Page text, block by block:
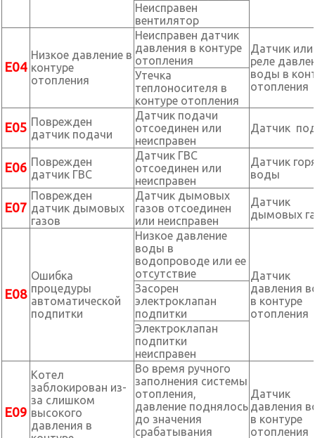
Неисправен
вентилятор
Е04
Низкое давление в
контуре
отопления
Неисправен датчик
давления в контуре
отопления
Датчик или
реле
воды в
отопления
Утечка
теплоносителя в
контуре отопления
Е05 Поврежден
датчик подачи
Датчик подачи
отсоединен или
неисправен
Датчик
Е06 Поврежден
датчик ГВС
Датчик ГВС
отсоединен или
неисправен
Датчик
воды
Е07
Поврежден
датчик дымовых
газов
Датчик дымовых
газов отсоединен
или неисправен
Датчик
дымовых
Е08
Ошибка
процедуры
автоматической
подпитки
Низкое давление
воды в
водопроводе или ее
отсутствие
Датчик
давления
в контуре
отопления
Засорен
электроклапан
подпитки
Электроклапан
подпитки
неисправен
Е09
Котел
заблокирован из-
за слишком
высокого
давления в
Во время ручного
заполнения системы
отопления,
давление поднялось
до значения
срабатывания
Датчик
давления
в контуре
отопления